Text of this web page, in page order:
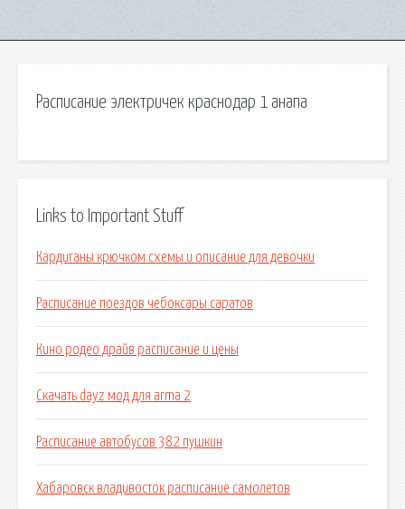
Расписание электричек краснодар 1 анапа
Links to Important Stuff
Кардиганы крючком схемы и описание для девочки
Расписание поездов чебоксары саратов
Кино родео драйв расписание и цены
Скачать dayz мод для arma 2
Расписание автобусов 382 пушкин
Хабаровск владивосток расписание самолетов